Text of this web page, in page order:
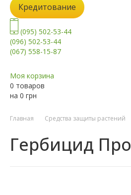
Кредитование
(095) 502-53-44
(096) 502-53-44
(067) 558-15-87
Моя корзина
0 товаров
на 0 грн
Главная Средства защиты растений
Гербицид